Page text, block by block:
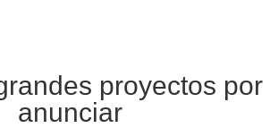
proyectos por
anunciar